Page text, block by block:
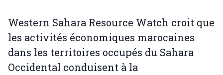
Western Sahara Resource Watch croit que
les activités économiques marocaines
dans les territoires occupés du Sahara
Occidental conduisent à la